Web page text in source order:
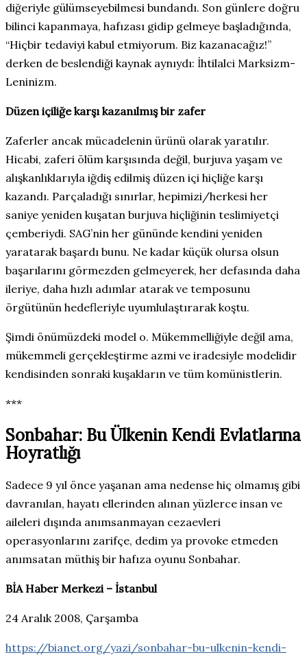
diğeriyle gülümseyebilmesi bundandı. Son günlere doğru
bilinci kapanmaya, hafızası gidip gelmeye başladığında,
“Hiçbir tedaviyi kabul etmiyorum. Biz kazanacağız!”
derken de beslendiği kaynak aynıydı: İhtilalci Marksizm-
Leninizm.
Düzen içiliğe karşı kazanılmış bir zafer
Zaferler ancak mücadelenin ürünü olarak yaratılır.
Hicabi, zaferi ölüm karşısında değil, burjuva yaşam ve
alışkanlıklarıyla iğdiş edilmiş düzen içi hiçliğe karşı
kazandı. Parçaladığı sınırlar, hepimizi/herkesi her
saniye yeniden kuşatan burjuva hiçliğinin teslimiyetçi
çemberiydi. SAG’nin her gününde kendini yeniden
yaratarak başardı bunu. Ne kadar küçük olursa olsun
başarılarını görmezden gelmeyerek, her defasında daha
ileriye, daha hızlı adımlar atarak ve temposunu
örgütünün hedefleriyle uyumlulaştırarak koştu.
Şimdi önümüzdeki model o. Mükemmelliğiyle değil ama,
mükemmeli gerçekleştirme azmi ve iradesiyle modelidir
kendisinden sonraki kuşakların ve tüm komünistlerin.
***
Sonbahar: Bu Ülkenin Kendi Evlatlarına
Hoyratlığı
Sadece 9 yıl önce yaşanan ama nedense hiç olmamış gibi
davranılan, hayatı ellerinden alınan yüzlerce insan ve
aileleri dışında anımsanmayan cezaevleri
operasyonlarını zarifçe, dedim ya provoke etmeden
anımsatan müthiş bir hafıza oyunu Sonbahar.
BİA Haber Merkezi – İstanbul
24 Aralık 2008, Çarşamba
https://bianet.org/yazi/sonbahar-bu-ulkenin-kendi-